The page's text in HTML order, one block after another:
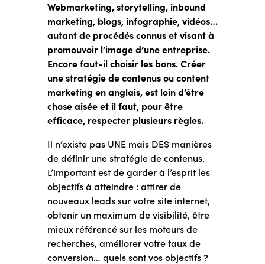
Webmarketing, storytelling, inbound
marketing, blogs, infographie, vidéos…
autant de procédés connus et visant à
promouvoir l’image d’une entreprise.
Encore faut-il choisir les bons. Créer
une stratégie de contenus ou content
marketing en anglais, est loin d’être
chose aisée et il faut, pour être
efficace, respecter plusieurs règles.
Il n’existe pas UNE mais DES manières
de définir une stratégie de contenus.
L’important est de garder à l’esprit les
objectifs à atteindre : attirer de
nouveaux leads sur votre site internet,
obtenir un maximum de visibilité, être
mieux référencé sur les moteurs de
recherches, améliorer votre taux de
conversion… quels sont vos objectifs ?